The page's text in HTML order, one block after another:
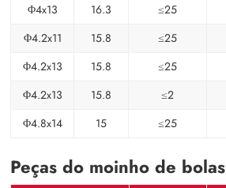
Φ4x13
16.3 ≤25
Φ4.2x11
15.8 ≤25
Φ4.2x13
15.8 ≤25
Φ4.2x13
15.8 ≤2
Φ4.8x14
15 ≤25
Peças do moinho de bolas